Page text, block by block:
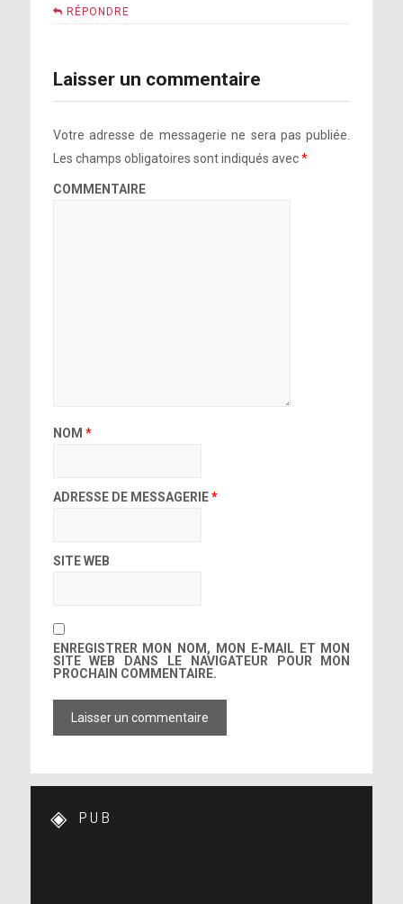
RÉPONDRE
Laisser un commentaire
Votre adresse de messagerie ne sera pas publiée.
Les champs obligatoires sont indiqués avec*
COMMENTAIRE
NOM *
ADRESSE DE MESSAGERIE*
SITE WEB
ENREGISTRER MON NOM, MON E-MAIL ET MON
SITE WEB DANS LE NAVIGATEUR POUR MON
PROCHAIN COMMENTAIRE.
PUB